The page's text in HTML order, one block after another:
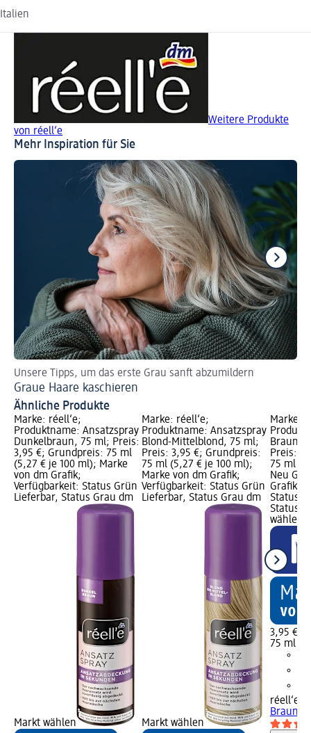
Italien
Weitere Produkte
von réell‘e
Mehr Inspiration für Sie
Unsere Tipps, um das erste Grau sanft abzumildern
Graue Haare kaschieren
Ähnliche Produkte
Marke: réell‘e;
Produktname: Ansatzspray
Dunkelbraun, 75 ml; Preis:
3,95 €; Grundpreis: 75 ml
(5,27 € je 100 ml); Marke
von dm Grafik;
Verfügbarkeit: Status Grün
Lieferbar, Status Grau dm
Markt wählen
Marke: réell‘e;
Produktname: Ansatzspray
Blond-Mittelblond, 75 ml;
Preis: 3,95 €; Grundpreis:
75 ml (5,27 € je 100 ml);
Marke von dm Grafik;
Verfügbarkeit: Status Grün
Lieferbar, Status Grau dm
Markt wählen
Marke:
Braun -
Preis:
75 ml
Neu
Grafik;
Status
Status
wählen
3,95 €
75 ml
réell‘e
Braun -